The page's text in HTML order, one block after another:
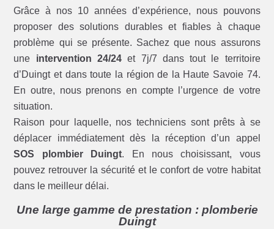
Grâce à nos 10 années d’expérience, nous pouvons
proposer des solutions durables et fiables à chaque
problème qui se présente. Sachez que nous assurons
une intervention 24/24et 7j/7 dans tout le territoire
d’Duingt et dans toute la région de la Haute Savoie 74.
En outre, nous prenons en compte l’urgence de votre
situation.
Raison pour laquelle, nos techniciens sont prêts à se
déplacer immédiatement dès la réception d’un appel
SOS plombier Duingt. En nous choisissant, vous
pouvez retrouver la sécurité et le confort de votre habitat
dans le meilleur délai.
Une large gamme de prestation : plomberie
Duingt